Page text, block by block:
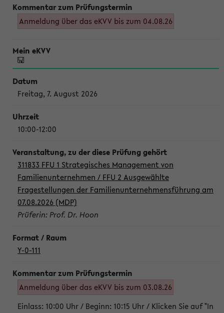
Anmeldung über das eKVV bis zum 04.08.26
Freitag, 7. August 2026
10:00-12:00
311833 FFU 1 Strategisches Management von
Familienunternehmen / FFU 2 Ausgewählte
Fragestellungen der Familienunternehmensführung am
07.08.2026 (MDP)
Prüferin: Prof. Dr. Hoon
Y-0-111
Anmeldung über das eKVV bis zum 03.08.26
Einlass: 10:00 Uhr / Beginn: 10:15 Uhr / Klicken Sie auf "In